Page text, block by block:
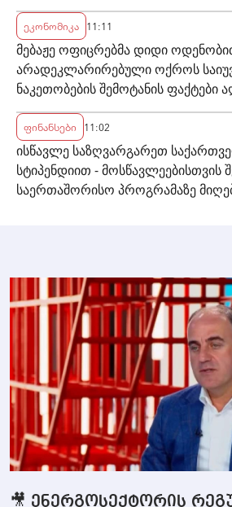
ეკონომიკა 11:11
მებაჟე ოფიცრებმა დიდი
არადეკლარირებული ოქროს
ნაკეთობების შემოტანის ფაქტები
ფინანსები 11:02
ისწავლე საზღვარგარეთ
სტიპენდიით - მოსწავლეებისთვის
საერთაშორისო პროგრამაზე
🎥 ენერგოსექტორის